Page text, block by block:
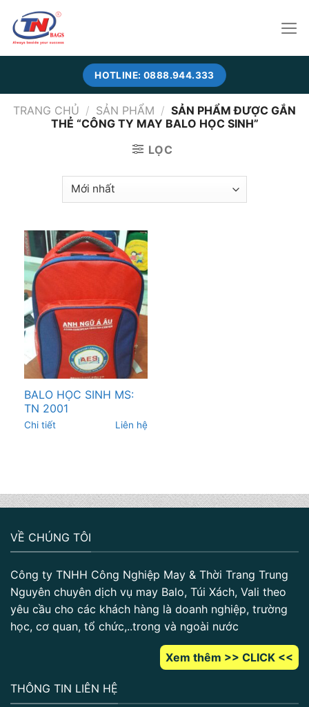
content
HOTLINE: 0888.944.333
TRANG CHỦ / SẢN PHẨM / SẢN PHẨM ĐƯỢC GẮN
THẺ “CÔNG TY MAY BALO HỌC SINH”
LỌC
BALO HỌC SINH MS:
TN 2001
Chi tiết Liên hệ
VỀ CHÚNG TÔI
Công ty TNHH Công Nghiệp May & Thời Trang Trung
Nguyên chuyên dịch vụ may Balo, Túi Xách, Vali theo
yêu cầu cho các khách hàng là doanh nghiệp, trường
học, cơ quan, tổ chức,..trong và ngoài nước
Xem thêm >> CLICK <<
THÔNG TIN LIÊN HỆ